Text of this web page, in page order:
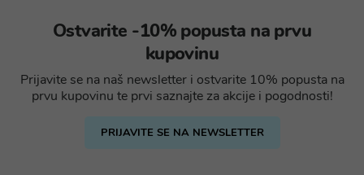
Ostvarite -10% popusta na prvu
kupovinu
Prijavite se na naš newsletter i ostvarite 10% popusta na
prvu kupovinu te prvi saznajte za akcije i pogodnosti!
PRIJAVITE SE NA NEWSLETTER